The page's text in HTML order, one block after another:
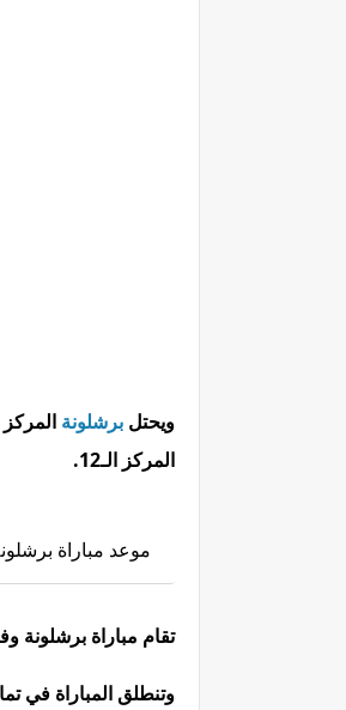
ويحتل برشلونة
المركز الـ12.
موعد مباراة
تقام مباراة برشلونة وفالنسيا في الجولة 25 من الليجا على
وتنطلق المباراة في تمام الساعة 6.15 مساء بتوقيت مكة